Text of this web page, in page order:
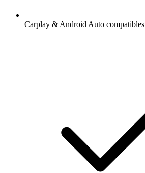
Carplay & Android Auto compatibles